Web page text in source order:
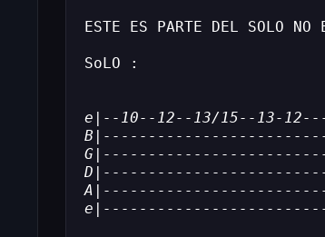
ESTE ES PARTE DEL SOLO
SoLO :
e|--10--12--13/15--13-